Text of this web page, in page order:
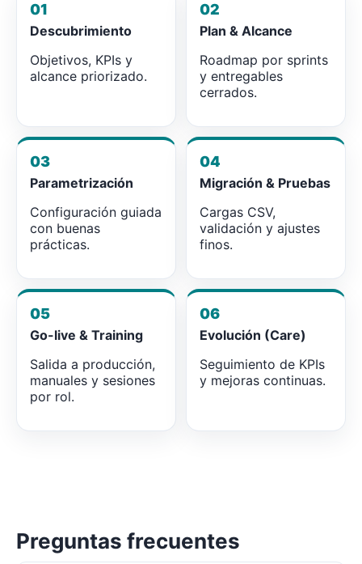
01
Descubrimiento
Objetivos, KPIs y
alcance priorizado.
02
Plan & Alcance
Roadmap por sprints
y entregables
cerrados.
03
Parametrización
Configuración guiada
con buenas
prácticas.
04
Migración & Pruebas
Cargas CSV,
validación y ajustes
finos.
05
Go-live & Training
Salida a producción,
manuales y sesiones
por rol.
06
Evolución (Care)
Seguimiento de KPIs
y mejoras continuas.
Preguntas frecuentes